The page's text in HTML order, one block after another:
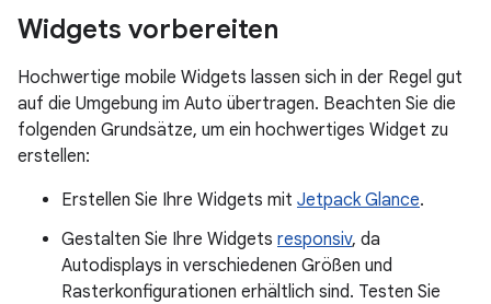
Widgets vorbereiten
Hochwertige mobile Widgets lassen sich in der Regel gut
auf die Umgebung im Auto übertragen. Beachten Sie die
folgenden Grundsätze, um ein hochwertiges Widget zu
erstellen:
Erstellen Sie Ihre Widgets mit Jetpack Glance.
Gestalten Sie Ihre Widgets responsiv, da
Autodisplays in verschiedenen Größen und
Rasterkonfigurationen erhältlich sind. Testen Sie